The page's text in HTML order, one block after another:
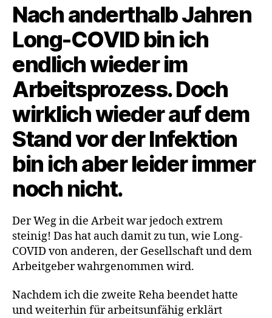
Nach anderthalb Jahren
Long-COVID bin ich
endlich wieder im
Arbeitsprozess. Doch
wirklich wieder auf dem
Stand vor der Infektion
bin ich aber leider immer
noch nicht.
Der Weg in die Arbeit war jedoch extrem
steinig! Das hat auch damit zu tun, wie Long-
COVID von anderen, der Gesellschaft und dem
Arbeitgeber wahrgenommen wird.
Nachdem ich die zweite Reha beendet hatte
und weiterhin für arbeitsunfähig erklärt